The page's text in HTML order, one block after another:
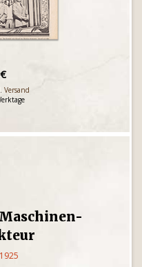
Versand